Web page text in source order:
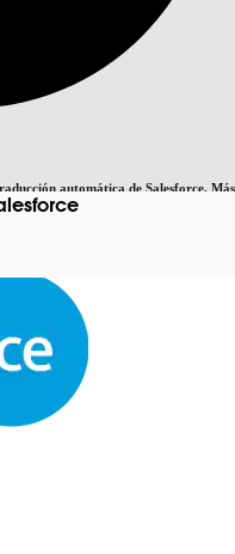
automática de Salesforce. Más
Buscar